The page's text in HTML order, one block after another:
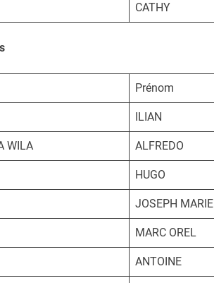
CATHY
Prénom
ILIAN
WILA ALFREDO
HUGO
JOSEPH MARIE
MARC OREL
ANTOINE